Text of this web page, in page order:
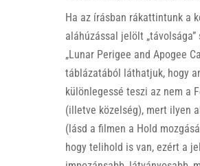
Ha az írásban rákattintunk a
aláhúzással jelölt „távolsága”
„Lunar Perigee and Apogee
táblázatából láthatjuk, hogy
különlegessé teszi az nem a
(illetve közelség), mert ilyen
(lásd a filmen a Hold
hogy telihold is van, ezért a